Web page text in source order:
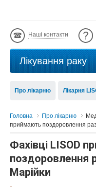
Наші контакти
Лікування раку
Про лікарню Лікарня
Головна Про лікарню
приймають поздоровлення
Фахівці LISOD
поздоровлення
Марійки